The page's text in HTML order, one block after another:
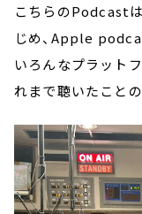
こちらのPodcast
じめ、Apple
いろんなプラット
れまで聴いたこと